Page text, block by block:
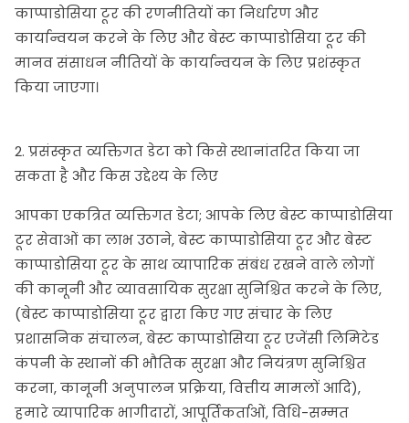
काप्पाडोसिया टूर की रणनीतियों का निर्धारण और
कार्यान्वयन करने के लिए और बेस्ट काप्पाडोसिया टूर की
मानव संसाधन नीतियों के कार्यान्वयन के लिए प्रशंस्कृत
किया जाएगा।
2. प्रसंस्कृत व्यक्तिगत डेटा को किसे स्थानांतरित किया जा
सकता है और किस उद्देश्य के लिए
आपका एकत्रित व्यक्तिगत डेटा; आपके लिए बेस्ट काप्पाडोसिया
टूर सेवाओं का लाभ उठाने, बेस्ट काप्पाडोसिया टूर और बेस्ट
काप्पाडोसिया टूर के साथ व्यापारिक संबंध रखने वाले लोगों
की कानूनी और व्यावसायिक सुरक्षा सुनिश्चित करने के लिए,
(बेस्ट काप्पाडोसिया टूर द्वारा किए गए संचार के लिए
प्रशासनिक संचालन, बेस्ट काप्पाडोसिया टूर एजेंसी लिमिटेड
कंपनी के स्थानों की भौतिक सुरक्षा और नियंत्रण सुनिश्चित
करना, कानूनी अनुपालन प्रक्रिया, वित्तीय मामलों आदि),
हमारे व्यापारिक भागीदारों, आपूर्तिकर्ताओं, विधि-सम्मत